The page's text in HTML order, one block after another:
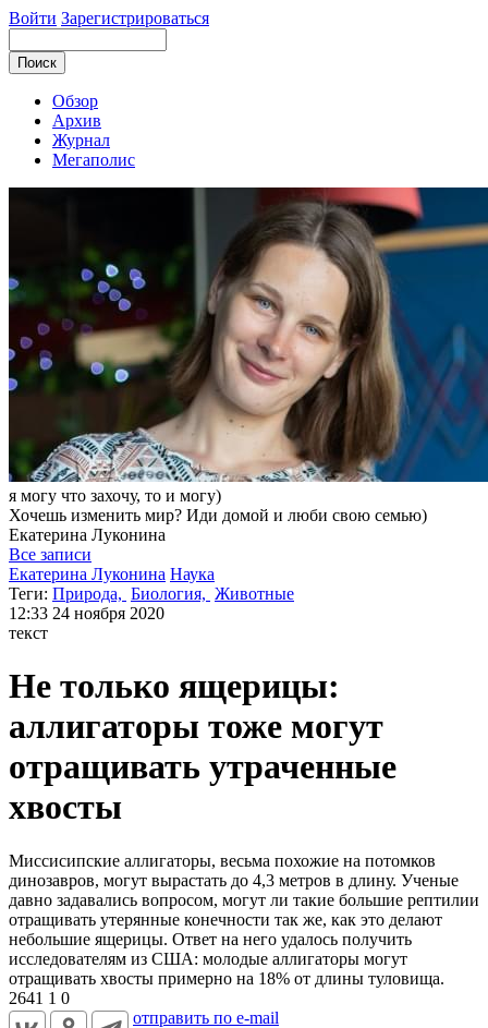
Войти Зарегистрироваться
Обзор
Архив
Журнал
Мегаполис
я могу что захочу, то и могу)
Хочешь изменить мир? Иди домой и люби свою семью)
Екатерина Луконина
Все записи
Екатерина Луконина Наука
Теги: Природа, Биология, Животные
12:33 24 ноября 2020
текст
Не только ящерицы:
аллигаторы тоже могут
отращивать утраченные
хвосты
Миссисипские аллигаторы, весьма похожие на потомков
динозавров, могут вырастать до 4,3 метров в длину. Ученые
давно задавались вопросом, могут ли такие большие рептилии
отращивать утерянные конечности так же, как это делают
небольшие ящерицы. Ответ на него удалось получить
исследователям из США: молодые аллигаторы могут
отращивать хвосты примерно на 18% от длины туловища.
2641 1 0
отправить по e-mail